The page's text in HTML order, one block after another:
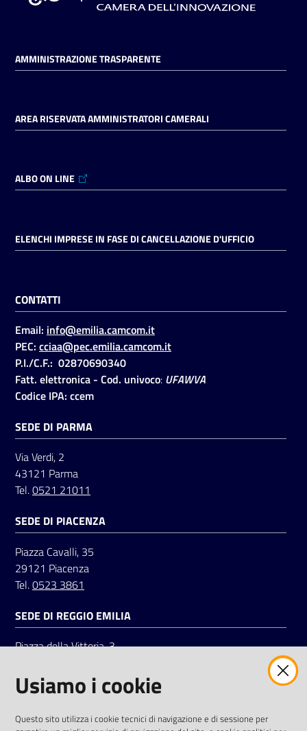
AMMINISTRAZIONE TRASPARENTE
AREA RISERVATA AMMINISTRATORI CAMERALI
ALBO ON LINE
ELENCHI IMPRESE IN FASE DI CANCELLAZIONE D'UFFICIO
CONTATTI
Email: info@emilia.camcom.it
PEC: cciaa@pec.emilia.camcom.it
P.I./C.F.: 02870690340
Fatt. elettronica - Cod. univoco: UFAWVA
Codice IPA: ccem
SEDE DI PARMA
Via Verdi, 2
43121 Parma
Tel.0521 21011
SEDE DI PIACENZA
Piazza Cavalli, 35
29121 Piacenza
Tel.0523 3861
SEDE DI REGGIO EMILIA
Piazza della Vittoria, 3
Tel.0522 7961
Usiamo i cookie
Questo sito utilizza i cookie tecnici di navigazione e di sessione per